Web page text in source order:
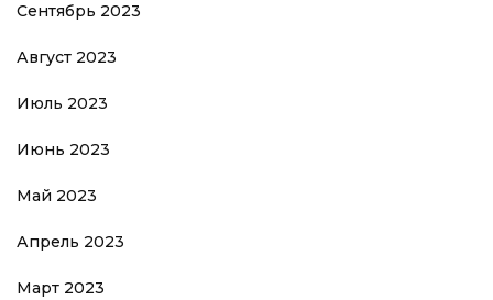
Сентябрь 2023
Август 2023
Июль 2023
Июнь 2023
Май 2023
Апрель 2023
Март 2023